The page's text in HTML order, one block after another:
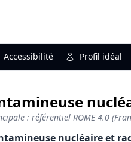
Accessibilité Profil idéal
: référentiel ROME 4.0
nucléaire et